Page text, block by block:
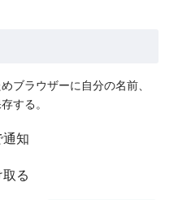
ブラウザーに自分の名前、
する。
通知
る